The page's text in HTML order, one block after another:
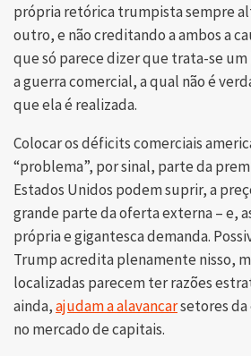
própria retórica trumpista sempre
outro, e não creditando a ambos a
que só parece dizer que trata-se
a guerra comercial, a qual não é
que ela é realizada.
Colocar os déficits comerciais
“problema”, por sinal, parte da
Estados Unidos podem suprir, a
grande parte da oferta externa – e,
própria e gigantesca demanda.
Trump acredita plenamente nisso,
localizadas parecem ter razões
ainda,ajudam a alavancarsetores da
no mercado de capitais.